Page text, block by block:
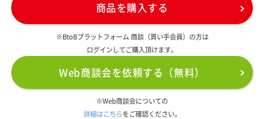
商品を購入する
※BtoBプラットフォーム 商談（買い手会員）の方は
ログインしてご購入頂けます。
Web商談会を依頼する（無料）
※Web商談会についての
詳細はこちらをご確認ください。